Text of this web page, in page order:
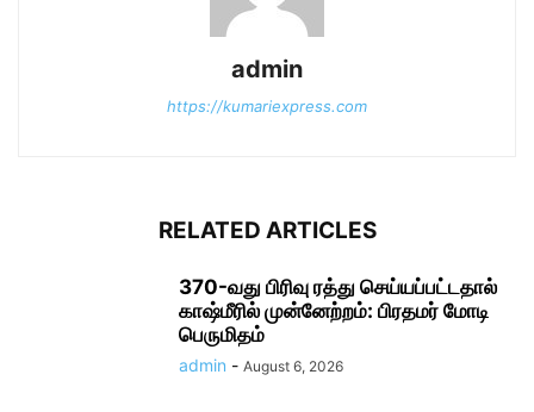
admin
https://kumariexpress.com
RELATED ARTICLES
370-வது பிரிவு ரத்து செய்யப்பட்டதால்
காஷ்மீரில் முன்னேற்றம்: பிரதமர் மோடி
பெருமிதம்
admin - August 6, 2026